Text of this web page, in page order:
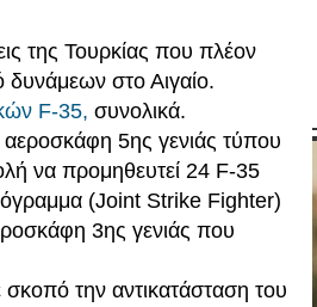
της Τουρκίας που πλέον
δυνάμεων στο Αιγαίο.
F-35, συνολικά.
5ης γενιάς τύπου
να προμηθευτεί 24 F-35
(Joint Strike Fighter)
3ης γενιάς που
την αντικατάσταση του